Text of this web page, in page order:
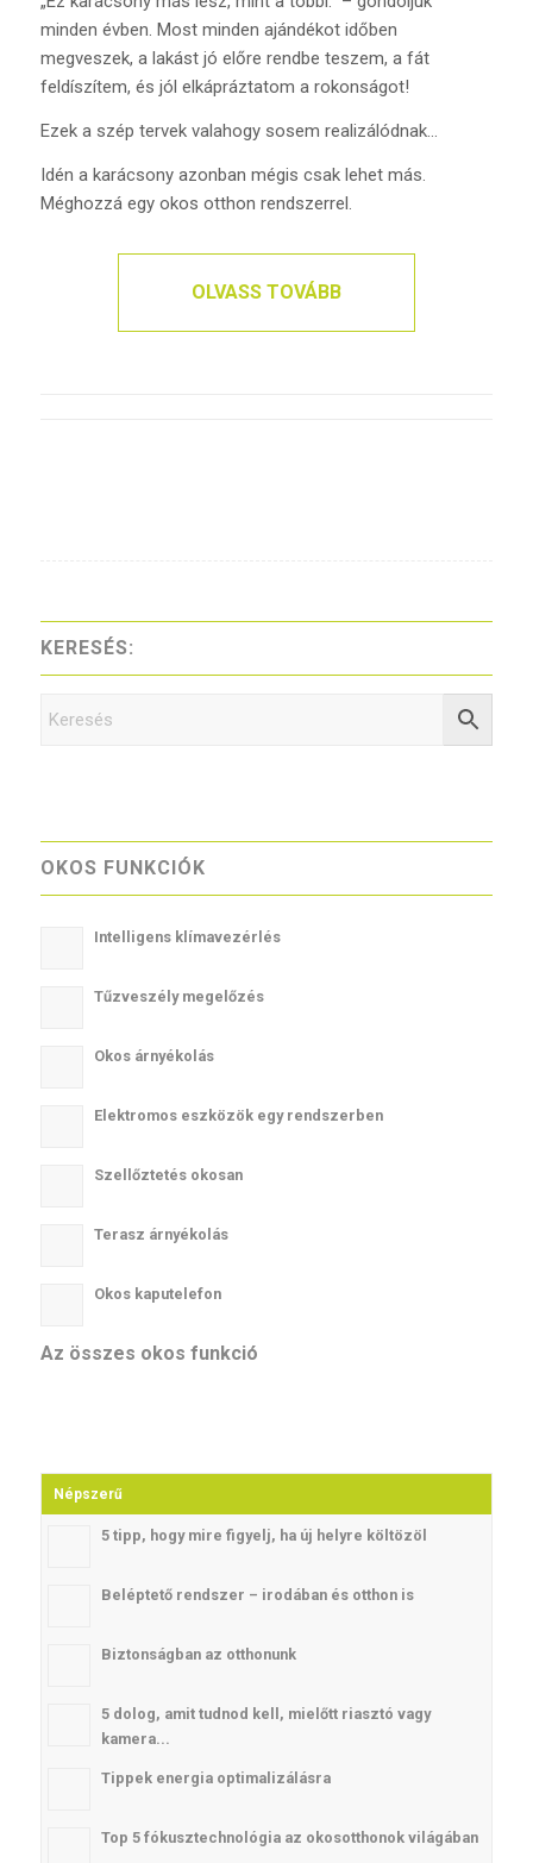
minden évben. Most minden ajándékot időben
megveszek, a lakást jó előre rendbe teszem, a fát
feldíszítem, és jól elkápráztatom a rokonságot!
Ezek a szép tervek valahogy sosem realizálódnak…
Idén a karácsony azonban mégis csak lehet más.
Méghozzá egy okos otthon rendszerrel.
OLVASS TOVÁBB
KERESÉS:
OKOS FUNKCIÓK
Intelligens klímavezérlés
Tűzveszély megelőzés
Okos árnyékolás
Elektromos eszközök egy rendszerben
Szellőztetés okosan
Terasz árnyékolás
Okos kaputelefon
Az összes okos funkció
Népszerű
5 tipp, hogy mire figyelj, ha új helyre költözöl
Beléptető rendszer – irodában és otthon is
Biztonságban az otthonunk
5 dolog, amit tudnod kell, mielőtt riasztó vagy
kamera...
Tippek energia optimalizálásra
Top 5 fókusztechnológia az okosotthonok világában